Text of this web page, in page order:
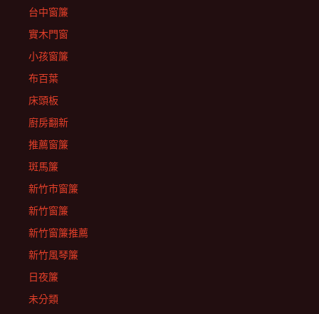
台中窗簾
實木門窗
小孩窗簾
布百葉
床頭板
廚房翻新
推薦窗簾
斑馬簾
新竹市窗簾
新竹窗簾
新竹窗簾推薦
新竹風琴簾
日夜簾
未分類